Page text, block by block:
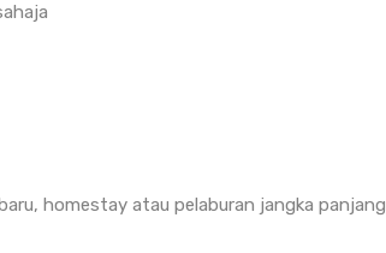
homestay atau pelaburan jangka panjang